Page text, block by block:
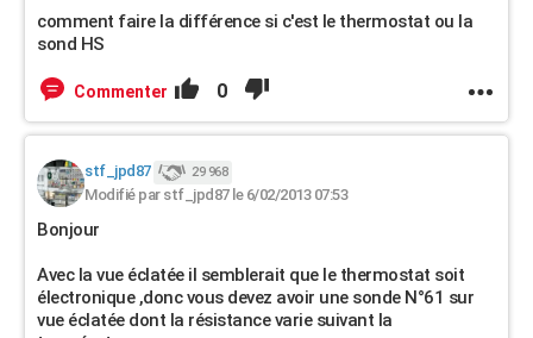
comment faire la différence si c'est le thermostat ou la
sond HS
Commenter 0
stf_jpd87 29 968
Modifié par stf_jpd87 le 6/02/2013 07:53
Bonjour
Avec la vue éclatée il semblerait que le thermostat soit
électronique ,donc vous devez avoir une sonde N°61 sur
vue éclatée dont la résistance varie suivant la